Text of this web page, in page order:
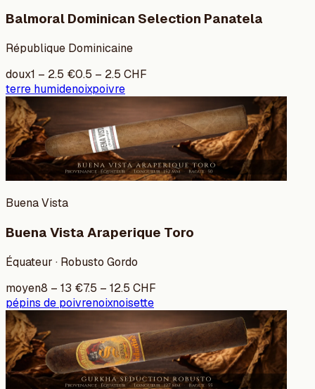
Balmoral Dominican Selection Panatela
République Dominicaine
doux1 – 2.5 €0.5 – 2.5 CHF
terre humidenoixpoivre
Buena Vista
Buena Vista Araperique Toro
Équateur · Robusto Gordo
moyen8 – 13 €7.5 – 12.5 CHF
pépins de poivrenoixnoisette